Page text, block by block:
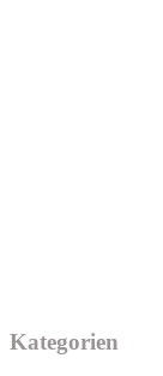
Kategorien